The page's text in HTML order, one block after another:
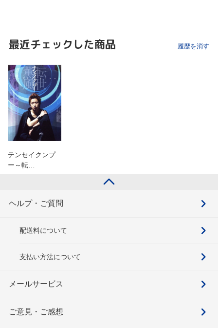
最近チェックした商品 履歴を消す
テンセイクンプ
ー～転…
ヘルプ・ご質問
配送料について
支払い方法について
メールサービス
ご意見・ご感想